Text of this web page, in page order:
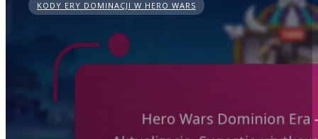
KODY ERY DOMINACJI W HERO WARS